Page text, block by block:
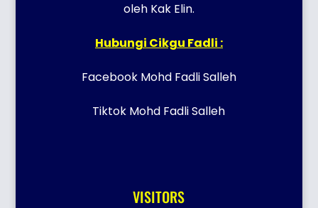
oleh Kak Elin.
Hubungi Cikgu Fadli :
Facebook Mohd Fadli Salleh
Tiktok Mohd Fadli Salleh
VISITORS